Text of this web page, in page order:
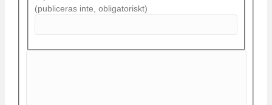
(publiceras inte, obligatoriskt)